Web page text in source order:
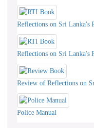
Reflections on Sri Lanka's
Reflections on Sri Lanka's
Review of Reflections on
Police Manual